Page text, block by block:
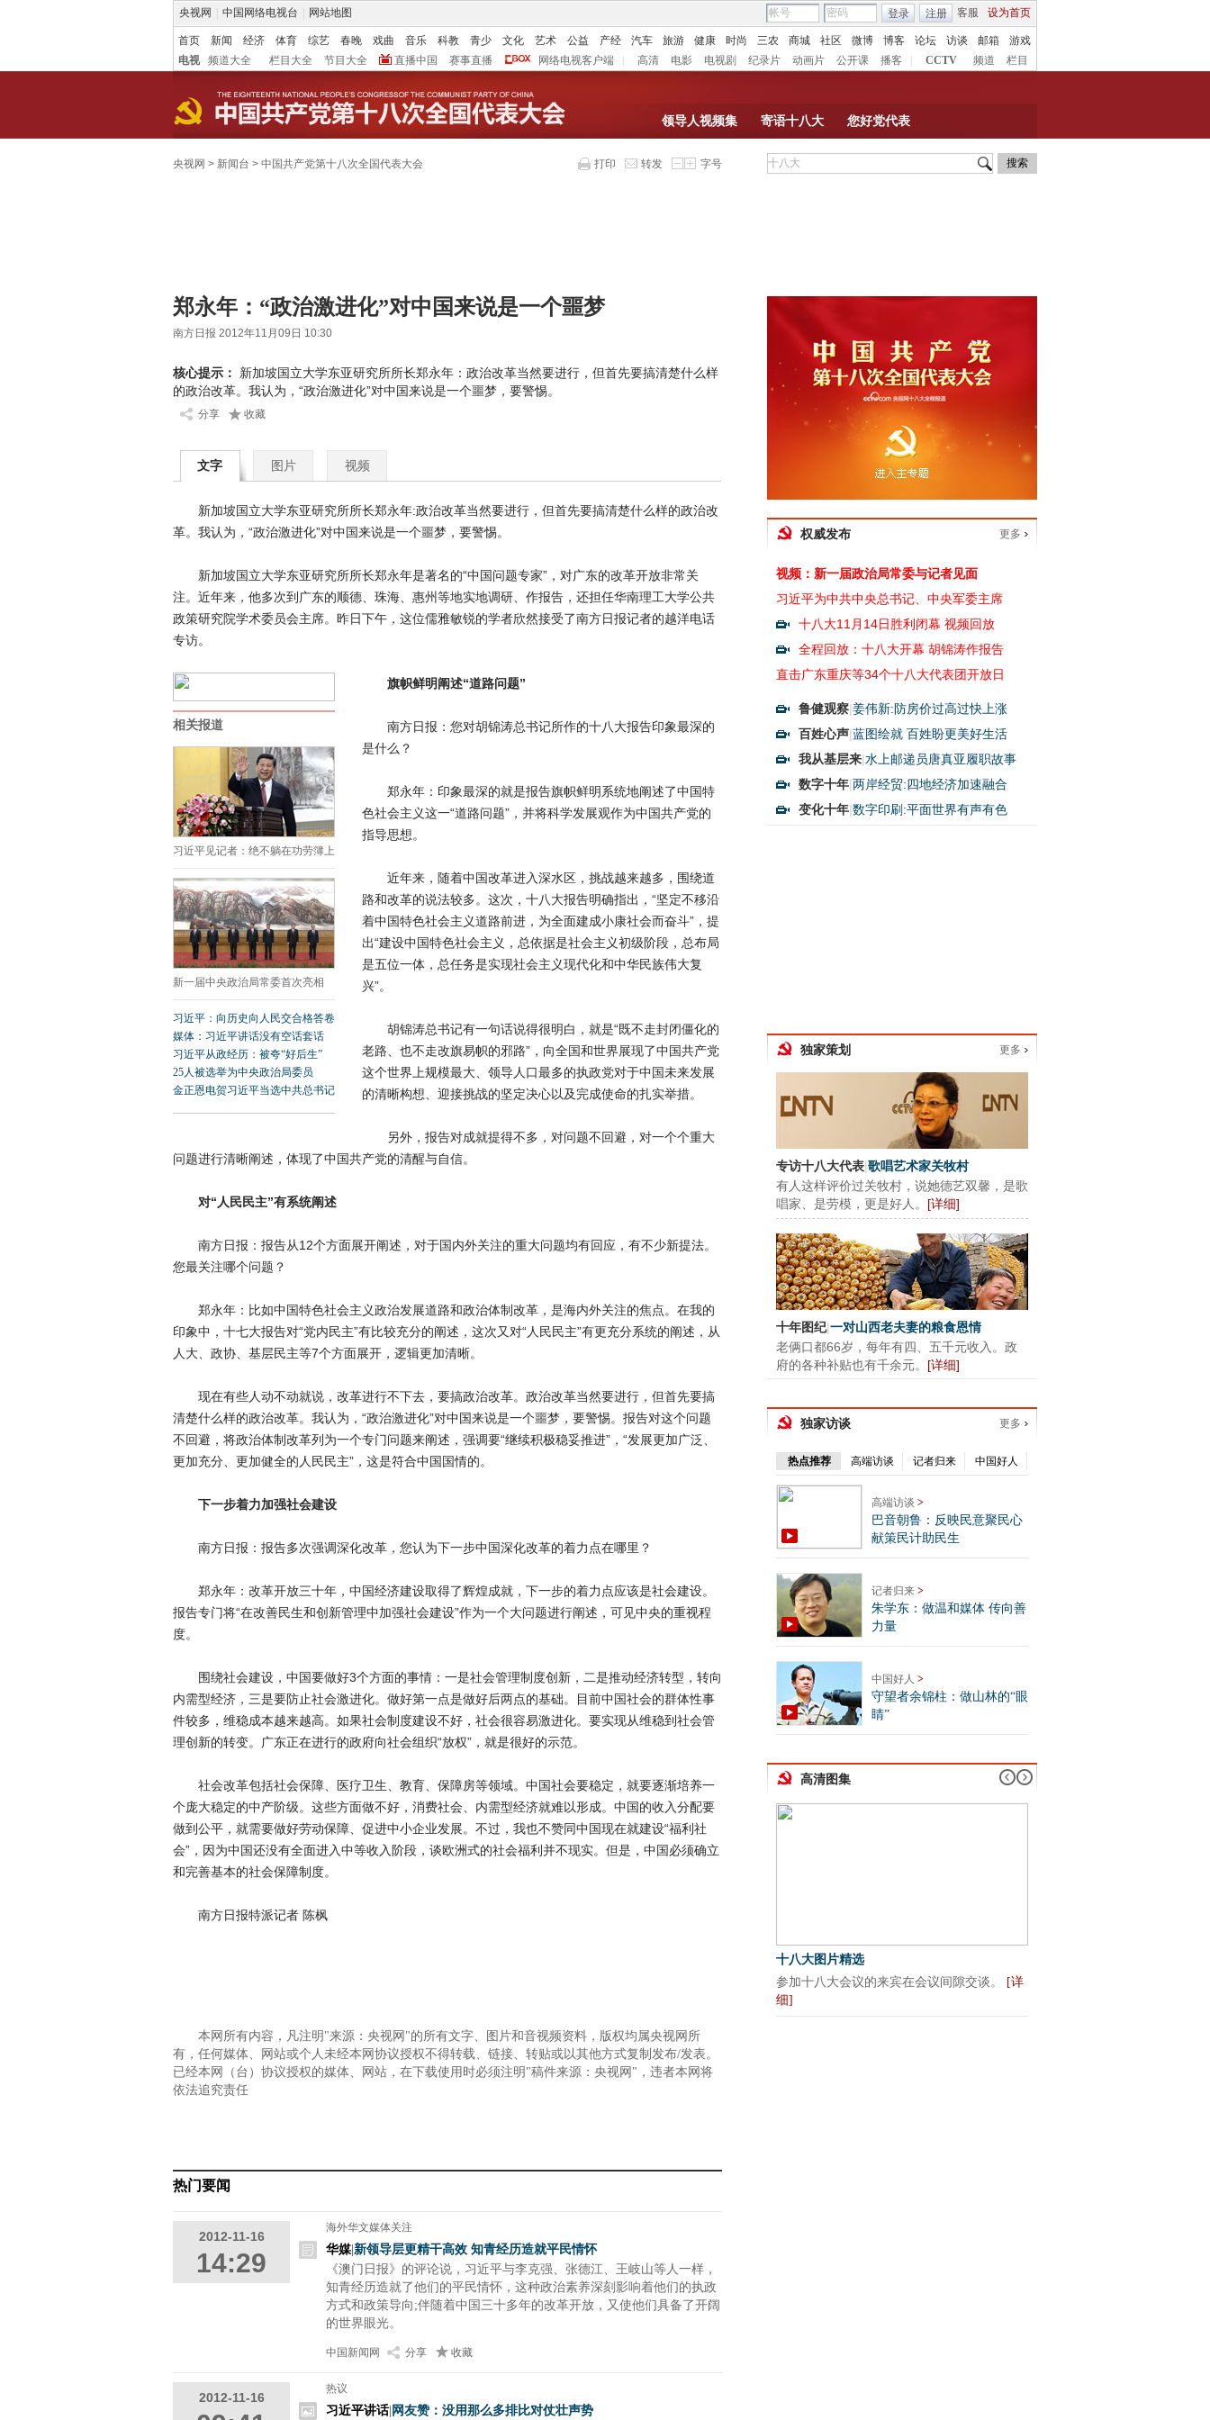
央视网 中国网络电视台 网站地图 客服 设为首页
登录 注册
首页 新闻 经济 体育 综艺 春晚 戏曲 音乐 科教 青少 文化 艺术 公益 产经 汽车 旅游 健康 时尚 三农 商城 社区 微博 博客 论坛 访谈 邮箱
游戏
电视
频道大全 栏目大全 节目大全 直播中国 赛事直播 网络电视客户端 高清 电影 电视剧 纪录片 动画片 公开课 播客 CCTV 频道 栏目
领导人视频集 寄语十八大 您好党代表
央视网 > 新闻台 > 中国共产党第十八次全国代表大会 打印 转发 字号 搜索
郑永年：“政治激进化”对中国来说是一个噩梦
南方日报 2012年11月09日 10:30
核心提示：
新加坡国立大学东亚研究所所长郑永年：政治改革当然要进行，但首先要搞清楚什么样
的政治改革。我认为，“政治激进化”对中国来说是一个噩梦，要警惕。
分享 收藏
文字 图片 视频
新加坡国立大学东亚研究所所长郑永年:政治改革当然要进行，但首先要搞清楚什么样的政治改
革。我认为，“政治激进化”对中国来说是一个噩梦，要警惕。
新加坡国立大学东亚研究所所长郑永年是著名的“中国问题专家”，对广东的改革开放非常关
注。近年来，他多次到广东的顺德、珠海、惠州等地实地调研、作报告，还担任华南理工大学公共
政策研究院学术委员会主席。昨日下午，这位儒雅敏锐的学者欣然接受了南方日报记者的越洋电话
专访。
相关报道
习近平见记者：绝不躺在功劳簿上
新一届中央政治局常委首次亮相
习近平：向历史向人民交合格答卷
媒体：习近平讲话没有空话套话
习近平从政经历：被夸“好后生”
25人被选举为中央政治局委员
金正恩电贺习近平当选中共总书记
旗帜鲜明阐述“道路问题”
南方日报：您对胡锦涛总书记所作的十八大报告印象最深的
是什么？
郑永年：印象最深的就是报告旗帜鲜明系统地阐述了中国特
色社会主义这一“道路问题”，并将科学发展观作为中国共产党的
指导思想。
近年来，随着中国改革进入深水区，挑战越来越多，围绕道
路和改革的说法较多。这次，十八大报告明确指出，“坚定不移沿
着中国特色社会主义道路前进，为全面建成小康社会而奋斗”，提
出“建设中国特色社会主义，总依据是社会主义初级阶段，总布局
是五位一体，总任务是实现社会主义现代化和中华民族伟大复
兴”。
胡锦涛总书记有一句话说得很明白，就是“既不走封闭僵化的
老路、也不走改旗易帜的邪路”，向全国和世界展现了中国共产党
这个世界上规模最大、领导人口最多的执政党对于中国未来发展
的清晰构想、迎接挑战的坚定决心以及完成使命的扎实举措。
另外，报告对成就提得不多，对问题不回避，对一个个重大
问题进行清晰阐述，体现了中国共产党的清醒与自信。
对“人民民主”有系统阐述
南方日报：报告从12个方面展开阐述，对于国内外关注的重大问题均有回应，有不少新提法。
您最关注哪个问题？
郑永年：比如中国特色社会主义政治发展道路和政治体制改革，是海内外关注的焦点。在我的
印象中，十七大报告对“党内民主”有比较充分的阐述，这次又对“人民民主”有更充分系统的阐述，从
人大、政协、基层民主等7个方面展开，逻辑更加清晰。
现在有些人动不动就说，改革进行不下去，要搞政治改革。政治改革当然要进行，但首先要搞
清楚什么样的政治改革。我认为，“政治激进化”对中国来说是一个噩梦，要警惕。报告对这个问题
不回避，将政治体制改革列为一个专门问题来阐述，强调要“继续积极稳妥推进”，“发展更加广泛、
更加充分、更加健全的人民民主”，这是符合中国国情的。
下一步着力加强社会建设
南方日报：报告多次强调深化改革，您认为下一步中国深化改革的着力点在哪里？
郑永年：改革开放三十年，中国经济建设取得了辉煌成就，下一步的着力点应该是社会建设。
报告专门将“在改善民生和创新管理中加强社会建设”作为一个大问题进行阐述，可见中央的重视程
度。
围绕社会建设，中国要做好3个方面的事情：一是社会管理制度创新，二是推动经济转型，转向
内需型经济，三是要防止社会激进化。做好第一点是做好后两点的基础。目前中国社会的群体性事
件较多，维稳成本越来越高。如果社会制度建设不好，社会很容易激进化。要实现从维稳到社会管
理创新的转变。广东正在进行的政府向社会组织“放权”，就是很好的示范。
社会改革包括社会保障、医疗卫生、教育、保障房等领域。中国社会要稳定，就要逐渐培养一
个庞大稳定的中产阶级。这些方面做不好，消费社会、内需型经济就难以形成。中国的收入分配要
做到公平，就需要做好劳动保障、促进中小企业发展。不过，我也不赞同中国现在就建设“福利社
会”，因为中国还没有全面进入中等收入阶段，谈欧洲式的社会福利并不现实。但是，中国必须确立
和完善基本的社会保障制度。
南方日报特派记者 陈枫
本网所有内容，凡注明"来源：央视网"的所有文字、图片和音视频资料，版权均属央视网所
有，任何媒体、网站或个人未经本网协议授权不得转载、链接、转贴或以其他方式复制发布/发表。
已经本网（台）协议授权的媒体、网站，在下载使用时必须注明"稿件来源：央视网"，违者本网将
依法追究责任
热门要闻
2012-11-16
14:29
海外华文媒体关注
华媒 新领导层更精干高效 知青经历造就平民情怀
《澳门日报》的评论说，习近平与李克强、张德江、王岐山等人一样，
知青经历造就了他们的平民情怀，这种政治素养深刻影响着他们的执政
方式和政策导向;伴随着中国三十多年的改革开放，又使他们具备了开阔
的世界眼光。
中国新闻网 分享 收藏
2012-11-16
热议
习近平讲话| 网友赞：没用那么多排比对仗壮声势
权威发布 更多
视频：新一届政治局常委与记者见面
习近平为中共中央总书记、 中央军委主席
十八大11月14日胜利闭幕 视频回放
全程回放：十八大开幕 胡锦涛作报告
直击广东重庆等34个十八大代表团开放日
鲁健观察|姜伟新:防房价过高过快上涨
百姓心声|蓝图绘就 百姓盼更美好生活
我从基层来|水上邮递员唐真亚履职故事
数字十年|两岸经贸:四地经济加速融合
变化十年|数字印刷:平面世界有声有色
独家策划 更多
专访十八大代表|歌唱艺术家关牧村
有人这样评价过关牧村，说她德艺双馨，是歌
唱家、是劳模，更是好人。 [详细]
十年图纪|一对山西老夫妻的粮食恩情
老俩口都66岁，每年有四、五千元收入。政
府的各种补贴也有千余元。 [详细]
独家访谈 更多
热点推荐 高端访谈 记者归来 中国好人
高端访谈 >
巴音朝鲁：反映民意聚民心
献策民计助民生
记者归来 >
朱学东：做温和媒体 传向善
力量
中国好人 >
守望者余锦柱：做山林的“眼
睛”
高清图集
十八大图片精选
参加十八大会议的来宾在会议间隙交谈。
[详
细]